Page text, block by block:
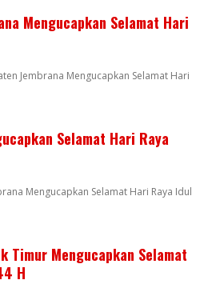
Mengucapkan Selamat Hari
Jembrana Mengucapkan Selamat Hari
Selamat Hari Raya
Mengucapkan Selamat Hari Raya Idul
Timur Mengucapkan Selamat
H